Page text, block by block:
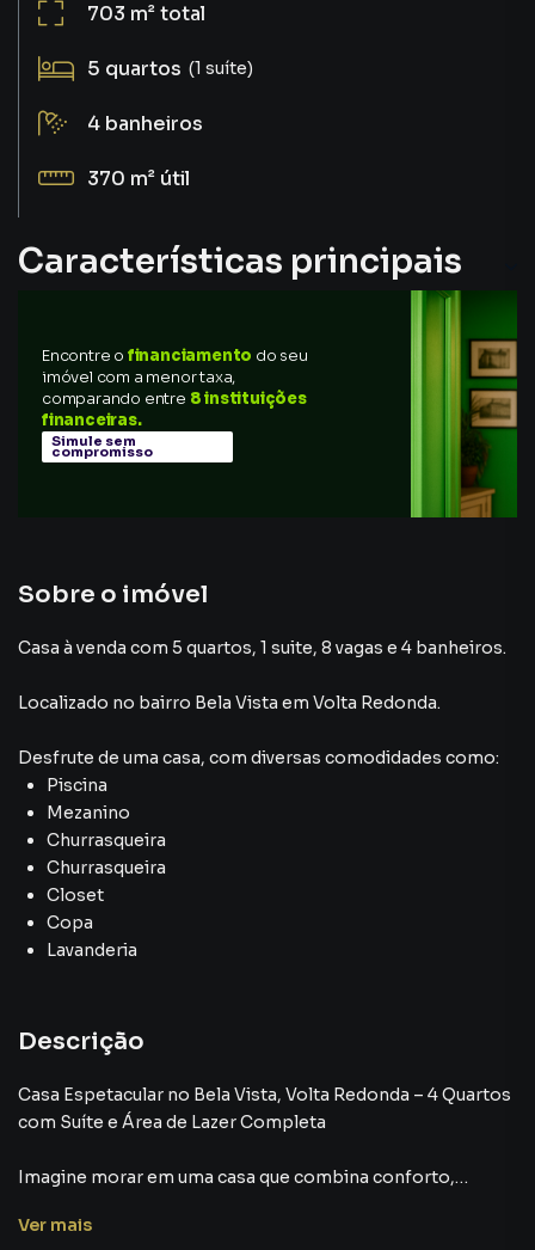
703 m²total
5 quartos (1 suíte)
4 banheiros
370 m² útil
Características principais
Salão gourmet
Piscina
Encontre o financiamento do seu
imóvel com a menor taxa,
comparando entre 8 instituições
financeiras.
Simule sem
compromisso
Sobre o imóvel
Casa à venda com 5 quartos, 1 suite, 8 vagas e 4 banheiros.
Localizado no bairro Bela Vista em Volta Redonda.
Desfrute de uma casa, com diversas comodidades como:
Piscina
Mezanino
Churrasqueira
Churrasqueira
Closet
Copa
Lavanderia
Descrição
Casa Espetacular no Bela Vista, Volta Redonda – 4 Quartos
com Suíte e Área de Lazer Completa
Imagine morar em uma casa que combina conforto,
inesquecíveis com sua família e amigos. Esta casa no bairro
Ver mais